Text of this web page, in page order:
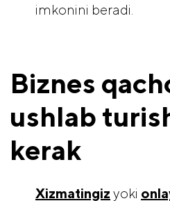
imkonini beradi.
Biznes
ushlab
kerak
Xizmatingiz yoki